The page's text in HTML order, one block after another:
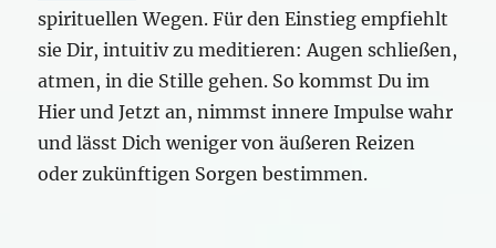
spirituellen Wegen. Für den Einstieg empfiehlt
sie Dir, intuitiv zu meditieren: Augen schließen,
atmen, in die Stille gehen. So kommst Du im
Hier und Jetzt an, nimmst innere Impulse wahr
und lässt Dich weniger von äußeren Reizen
oder zukünftigen Sorgen bestimmen.